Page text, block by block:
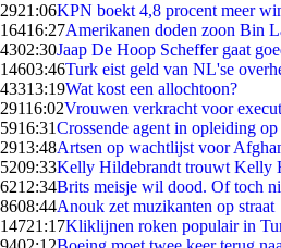
2921:06KPN boekt 4,8 procent meer
16416:27Amerikanen doden zoon Bin
4302:30Jaap De Hoop Scheffer gaat
14603:46Turk eist geld van NL'se
43313:19Wat kost een allochtoon?
29116:02Vrouwen verkracht voor
5916:31Crossende agent in opleiding
2913:48Artsen op wachtlijst voor
5209:33Kelly Hildebrandt trouwt Kelly
6212:34Brits meisje wil dood. Of toch
8608:44Anouk zet muzikanten op straat
14721:17Kliklijnen roken populair in